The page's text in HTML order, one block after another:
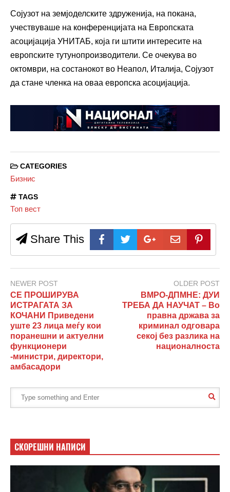
Сојузот на земјоделските здруженија, на покана,
учествуваше на конференцијата на Европската
асоцијација УНИТАБ, која ги штити интересите на
европските тутунопроизводители. Се очекува во
октомври, на состанокот во Неапол, Италија, Сојузот
да стане членка на оваа европска асоцијација.
CATEGORIES
Бизнис
TAGS
Топ вест
Share This
NEWER POST
СЕ ПРОШИРУВА
ИСТРАГАТА ЗА
КОЧАНИ Приведени
уште 23 лица меѓу кои
поранешни и актуелни
функционери
-министри, директори,
амбасадори
OLDER POST
ВМРО-ДПМНЕ: ДУИ
ТРЕБА ДА НАУЧАТ – Во
правна држава за
криминал одговара
секој без разлика на
националноста
СКОРЕШНИ НАПИСИ